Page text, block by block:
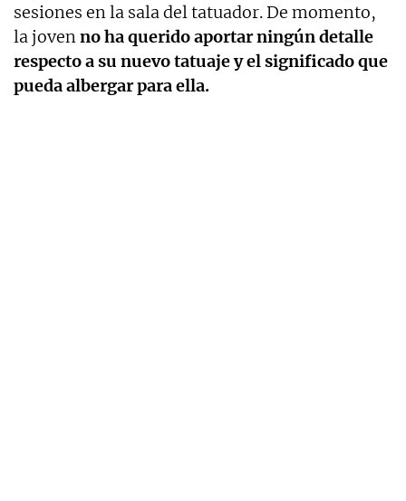
sesiones en la sala del tatuador. De momento,
la jovenno ha querido aportar ningún detalle
respecto a su nuevo tatuaje y el significado que
pueda albergar para ella.